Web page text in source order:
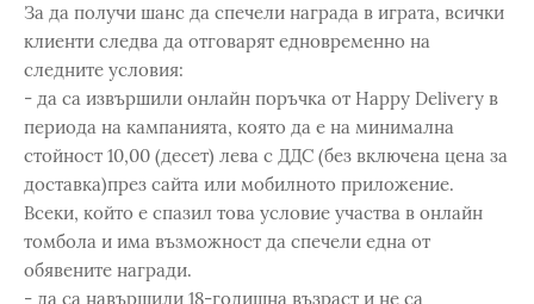
За да получи шанс да спечели награда в играта, всички
клиенти следва да отговарят едновременно на
следните условия:
- да са извършили онлайн поръчка от Happy Delivery в
периода на кампанията, която да е на минимална
стойност 10,00 (десет) лева с ДДС (без включена цена за
доставка)през сайта или мобилното приложение.
Всеки, който е спазил това условие участва в онлайн
томбола и има възможност да спечели една от
обявените награди.
- да са навършили 18-годишна възраст и не са